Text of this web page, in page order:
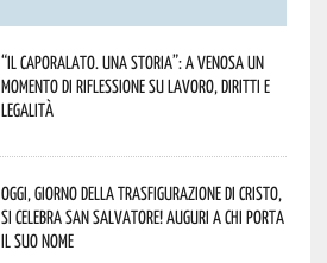
“Il caporalato. Una storia”: a Venosa un
momento di riflessione su lavoro, diritti e
legalità
Oggi, giorno della Trasfigurazione di Cristo,
si celebra San Salvatore! Auguri a chi porta
il suo nome